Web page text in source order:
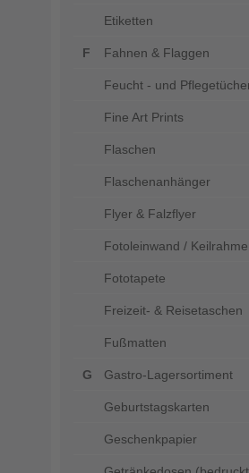
Etiketten
Fahnen & Flaggen
Feucht - und
Fine Art Prints
Flaschen
Flaschenanhänger
Flyer & Falzflyer
Fotoleinwand /
Fototapete
Freizeit- & Reisetaschen
Fußmatten
Gastro-Lagersortiment
Geburtstagskarten
Geschenkpapier